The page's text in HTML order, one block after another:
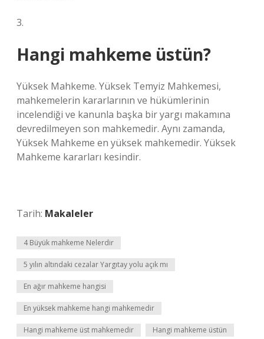
3.
Hangi mahkeme üstün?
Yüksek Mahkeme. Yüksek Temyiz Mahkemesi,
mahkemelerin kararlarının ve hükümlerinin
incelendiği ve kanunla başka bir yargı makamına
devredilmeyen son mahkemedir. Aynı zamanda,
Yüksek Mahkeme en yüksek mahkemedir. Yüksek
Mahkeme kararları kesindir.
Tarih: Makaleler
4 Büyük mahkeme Nelerdir
5 yılın altındaki cezalar Yargıtay yolu açık mı
En ağır mahkeme hangisi
En yüksek mahkeme hangi mahkemedir
Hangi mahkeme üst mahkemedir Hangi mahkeme üstün